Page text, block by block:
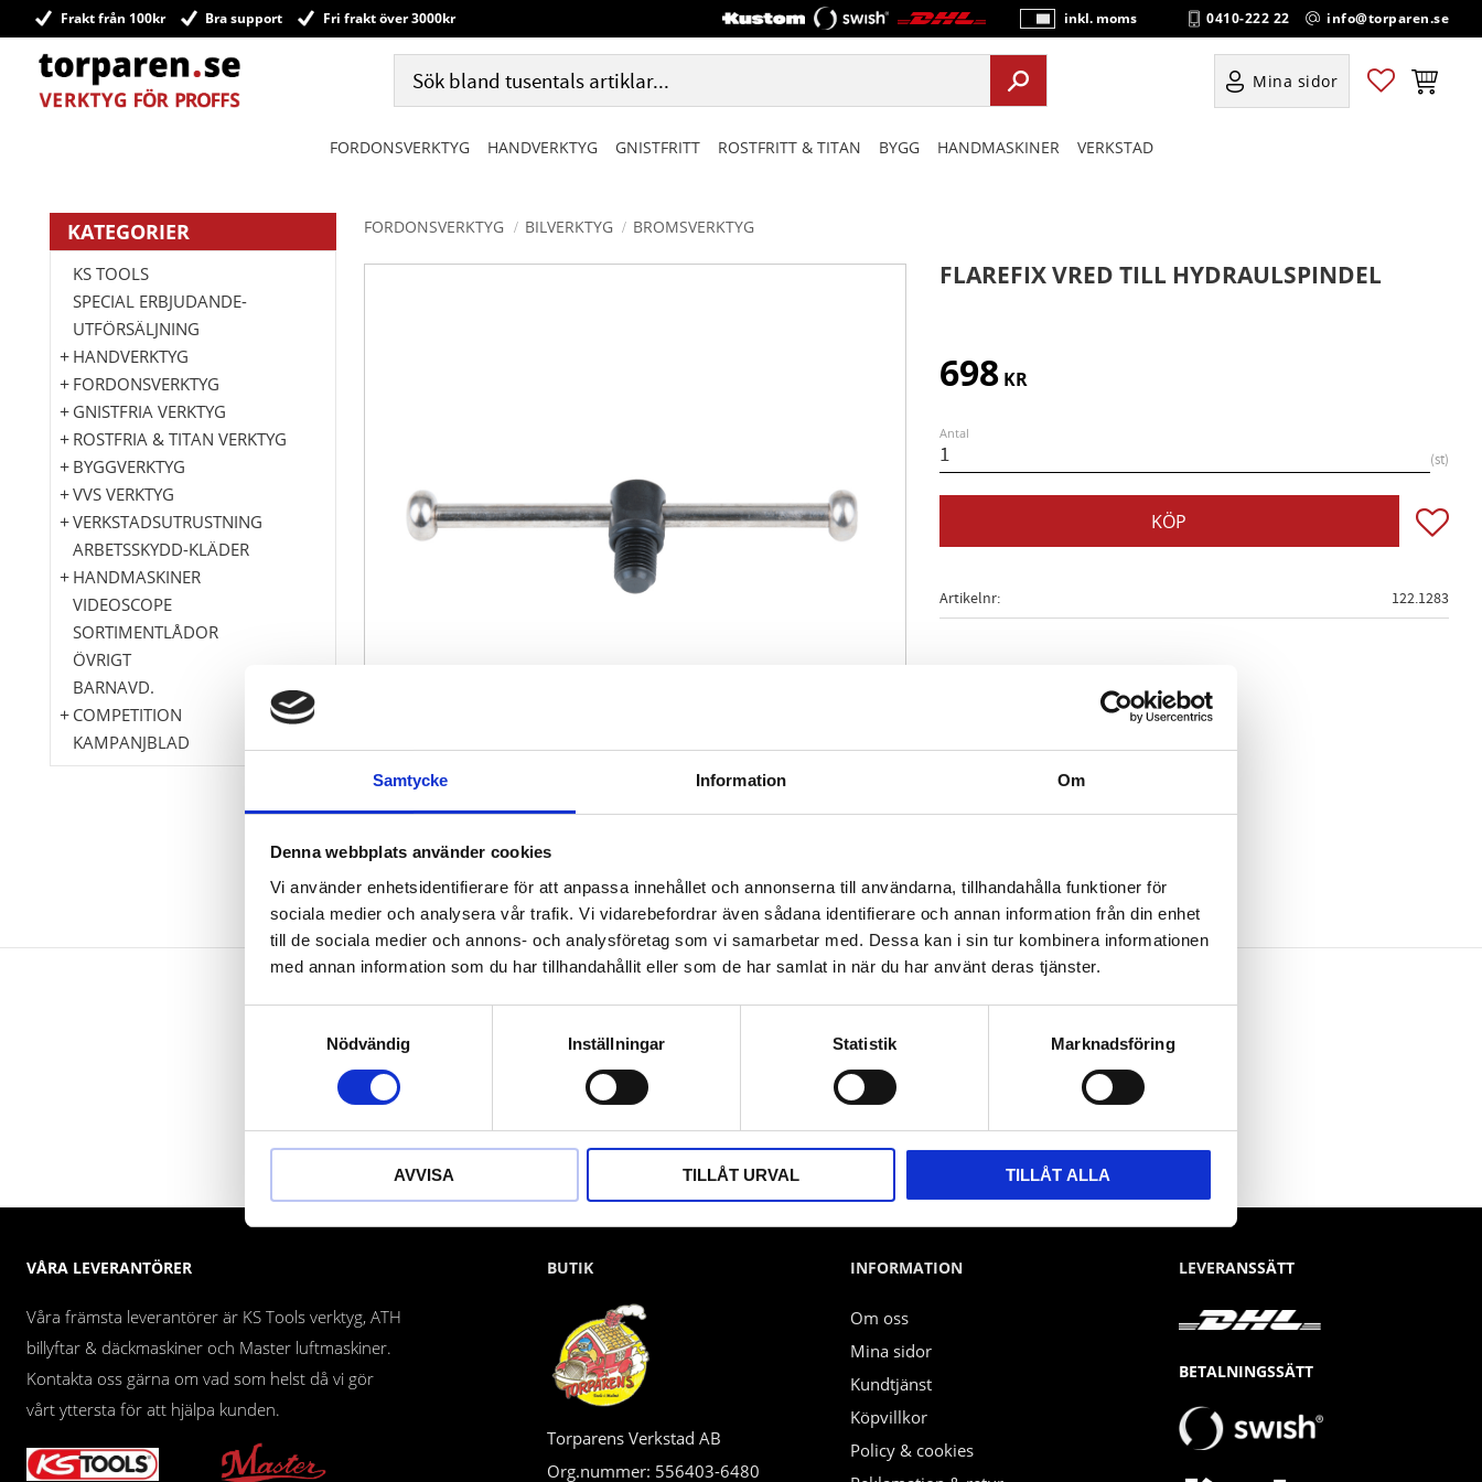
Samtycke Information Om
Denna webbplats använder cookies
Vi använder enhetsidentifierare för att anpassa innehållet och annonserna till användarna, tillhandahålla funktioner för
sociala medier och analysera vår trafik. Vi vidarebefordrar även sådana identifierare och annan information från din enhet
till de sociala medier och annons- och analysföretag som vi samarbetar med. Dessa kan i sin tur kombinera informationen
med annan information som du har tillhandahållit eller som de har samlat in när du har använt deras tjänster.
Nödvändig
Inställningar Statistik Marknadsföring
AVVISA TILLÅT URVAL TILLÅT ALLA
Frakt från 100kr Bra support Fri frakt över 3000kr
P
ri
s
e
vi
inkl. moms 0410-222 22 info@torparen.se
Mina sidor Favoriter
FORDONSVERKTYG HANDVERKTYG GNISTFRITT ROSTFRITT & TITAN BYGG HANDMASKINER VERKSTAD
FORDONSVERKTYG BILVERKTYG BROMSVERKTYG
FLAREFIX VRED TILL HYDRAULSPINDEL
698KR
Antal
st
KÖP Lägg
Artikelnr 122.1283
KATEGORIER
KS TOOLS
SPECIAL ERBJUDANDE-
UTFÖRSÄLJNING
HANDVERKTYG
FORDONSVERKTYG
GNISTFRIA VERKTYG
ROSTFRIA & TITAN VERKTYG
BYGGVERKTYG
VVS VERKTYG
VERKSTADSUTRUSTNING
ARBETSSKYDD-KLÄDER
HANDMASKINER
VIDEOSCOPE
SORTIMENTLÅDOR
ÖVRIGT
BARNAVD.
COMPETITION
KAMPANJBLAD
PRENUMERERA
VÅRA LEVERANTÖRER
Våra främsta leverantörer är KS Tools verktyg, ATH
billyftar & däckmaskiner och Master luftmaskiner.
Kontakta oss gärna om vad som helst då vi gör
vårt yttersta för att hjälpa kunden.
BUTIK
Torparens Verkstad AB
Org.nummer: 556403-6480
INFORMATION
Om oss
Mina sidor
Kundtjänst
Köpvillkor
Policy & cookies
LEVERANSSÄTT
BETALNINGSSÄTT